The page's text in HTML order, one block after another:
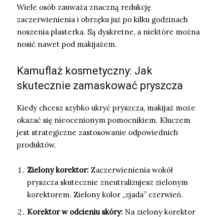
Wiele osób zauważa znaczną redukcję
zaczerwienienia i obrzęku już po kilku godzinach
noszenia plasterka. Są dyskretne, a niektóre można
nosić nawet pod makijażem.
Kamuflaż kosmetyczny: Jak
skutecznie zamaskować pryszcza
Kiedy chcesz szybko ukryć pryszcza, makijaż może
okazać się nieocenionym pomocnikiem. Kluczem
jest strategiczne zastosowanie odpowiednich
produktów.
Zielony korektor: Zaczerwienienia wokół
pryszcza skutecznie zneutralizujesz zielonym
korektorem. Zielony kolor „zjada” czerwień.
Korektor w odcieniu skóry: Na zielony korektor